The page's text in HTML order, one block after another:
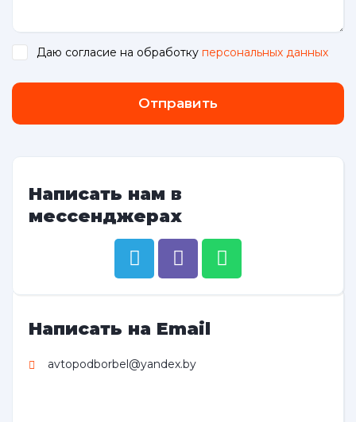
Даю согласие на обработку персональных данных
Отправить
Написать нам в
мессенджерах
Написать на Email
avtopodborbel@yandex.by